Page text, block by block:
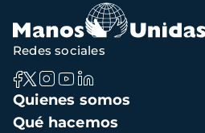
Navegación
principal
Quienes somos
Qué hacemos
Redes sociales